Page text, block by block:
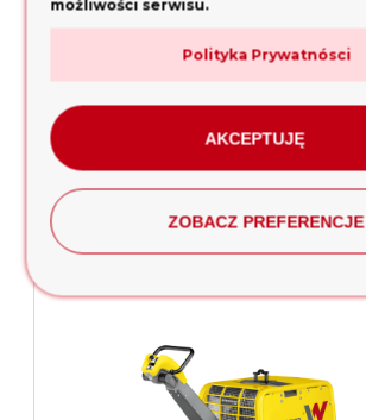
REWERSYJNA
dodaj do koszyka
możliwości serwisu.
Polityka Prywatnósci
AKCEPTUJĘ
ZOBACZ PREFERENCJE